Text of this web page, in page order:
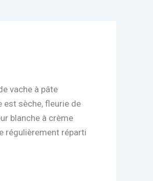
vache à pâte
est sèche, fleurie de
blanche à crème
régulièrement réparti